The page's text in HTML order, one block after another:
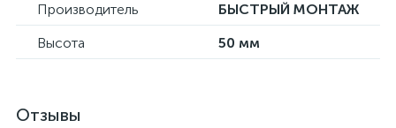
Производитель
БЫСТРЫЙ МОНТАЖ
Высота
50 мм
Отзывы